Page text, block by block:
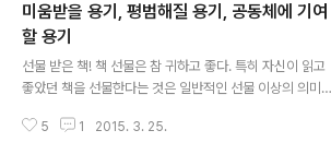
미움받을 용기, 평범해질 용기, 공동체에 기여
할 용기
선물 받은 책! 책 선물은 참 귀하고 좋다. 특히 자신이 읽고
좋았던 책을 선물한다는 것은 일반적인 선물 이상의 의미
때문이다. 타인을 생각하는 그 마음이 행복의 핵심이기도
5 1 2015. 3. 25.